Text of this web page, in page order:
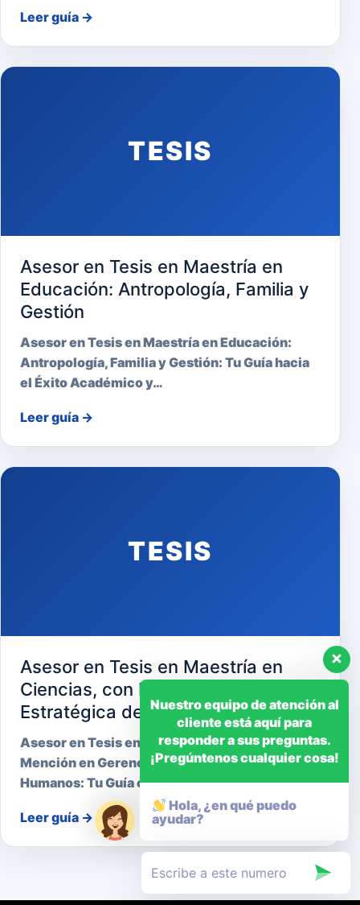
Leer guía →
TESIS
Asesor en Tesis en Maestría en
Educación: Antropología, Familia y
Gestión
Asesor en Tesis en Maestría en Educación:
Antropología, Familia y Gestión: Tu Guía hacia
el Éxito Académico y…
Leer guía →
TESIS
Asesor en Tesis en Maestría en
Ciencias, con Mención en Gerencia
Estratégica de Recursos Humanos
Asesor en Tesis en Maestría en Ciencias, con
Mención en Gerencia Estratégica de Recursos
Humanos: Tu Guía cara…
Leer guía →
Nuestro equipo de atención al
cliente está aquí para
responder a sus preguntas.
¡Pregúntenos cualquier cosa!
Hola, ¿en qué puedo
ayudar?